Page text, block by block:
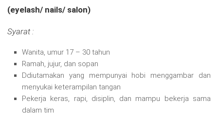
(eyelash/ nails/ salon)
Syarat :
Wanita, umur 17 – 30 tahun
Ramah, jujur, dan sopan
Ddiutamakan yang mempunyai hobi menggambar dan
menyukai keterampilan tangan
Pekerja keras, rapi, disiplin, dan mampu bekerja sama
dalam tim